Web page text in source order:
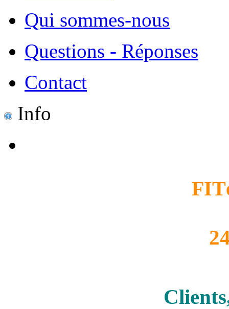
Qui sommes-nous
Questions - Réponses
Contact
Info